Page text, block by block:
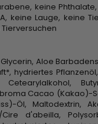
keine
keine Lauge, keine
Aloe
hydriertes
Cetearylalkohol,
Cacao (Kakao)-
Öl, Maltodextrin,
Cire d'abeilla,